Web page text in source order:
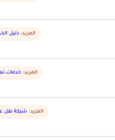
المزيد: دليل
المزيد: خدمات
المزيد: شركة نقل